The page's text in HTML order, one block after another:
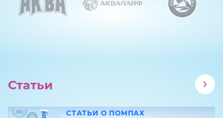
Статьи
СТАТЬИ О ПОМПАХ